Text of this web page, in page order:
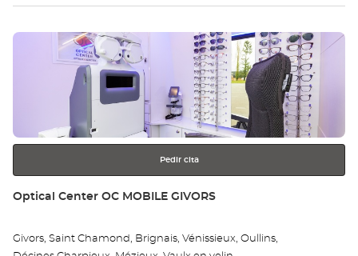
Pulse
información
Pedir cita
Tienda:
Optical Center OC MOBILE GIVORS
Givors, Saint Chamond, Brignais, Vénissieux, Oullins,